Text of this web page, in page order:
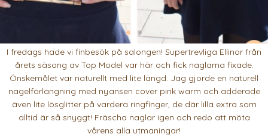
I fredags hade vi finbesök på salongen! Supertrevliga Ellinor från
årets säsong av Top Model var här och fick naglarna fixade.
Önskemålet var naturellt med lite längd. Jag gjorde en naturell
nagelförlängning med nyansen cover pink warm och adderade
även lite lösglitter på vardera ringfinger, de där lilla extra som
alltid är så snyggt! Fräscha naglar igen och redo att möta
vårens alla utmaningar!